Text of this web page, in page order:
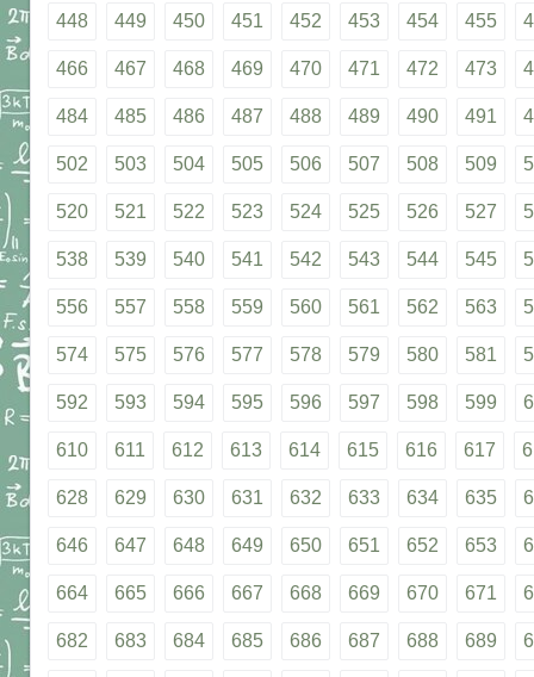
448 449 450 451 452 453 454 455
466 467 468 469 470 471 472 473
484 485 486 487 488 489 490 491
502 503 504 505 506 507 508 509
520 521 522 523 524 525 526 527
538 539 540 541 542 543 544 545
556 557 558 559 560 561 562 563
574 575 576 577 578 579 580 581
592 593 594 595 596 597 598 599
610 611 612 613 614 615 616 617
628 629 630 631 632 633 634 635
646 647 648 649 650 651 652 653
664 665 666 667 668 669 670 671
682 683 684 685 686 687 688 689